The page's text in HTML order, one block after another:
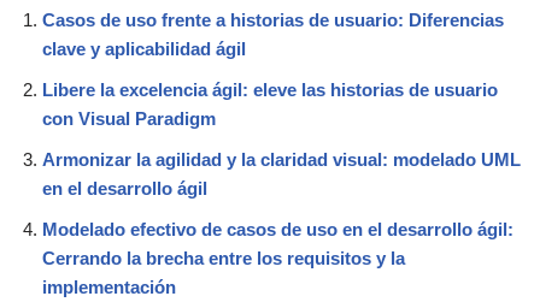
Casos de uso frente a historias de usuario: Diferencias
clave y aplicabilidad ágil
Libere la excelencia ágil: eleve las historias de usuario
con Visual Paradigm
Armonizar la agilidad y la claridad visual: modelado UML
en el desarrollo ágil
Modelado efectivo de casos de uso en el desarrollo ágil:
Cerrando la brecha entre los requisitos y la
implementación